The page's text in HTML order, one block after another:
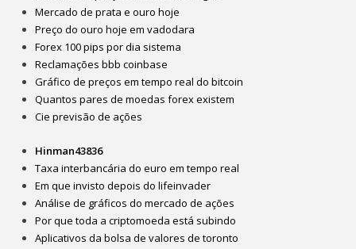
Mercado de prata e ouro hoje
Preço do ouro hoje em vadodara
Forex 100 pips por dia sistema
Reclamações bbb coinbase
Gráfico de preços em tempo real do bitcoin
Quantos pares de moedas forex existem
Cie previsão de ações
Hinman43836
Taxa interbancária do euro em tempo real
Em que invisto depois do lifeinvader
Análise de gráficos do mercado de ações
Por que toda a criptomoeda está subindo
Aplicativos da bolsa de valores de toronto